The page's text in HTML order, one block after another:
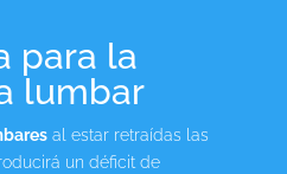
para la
lumbar
al estar retraídas las
un déficit de